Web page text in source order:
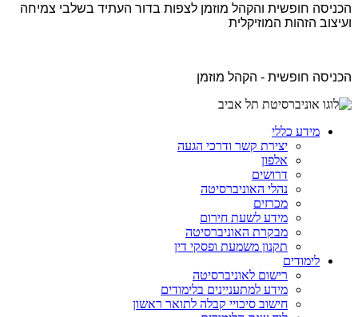
הכניסה חופשית והקהל מוזמן לצפות בדור העתיד בשלבי צמיחה
ועיצוב הזהות המוזיקלית
הכניסה חופשית - הקהל מוזמן
מידע כללי
יצירת קשר ודרכי הגעה
אלפון
דרושים
נהלי האוניברסיטה
מכרזים
מידע לשעת חירום
מבקרת האוניברסיטה
תקנון משמעת ופסקי דין
לימודים
רישום לאוניברסיטה
מידע למתעניינים בלימודים
חישוב סיכויי קבלה לתואר ראשון